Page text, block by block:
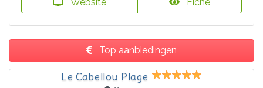
Website Fiche
Top aanbiedingen
Le Cabellou Plage